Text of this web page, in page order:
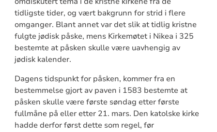
tidligste tider, og vært bakgrunn for strid i flere
omganger. Blant annet var det slik at tidlig kristne
fulgte jødisk påske, mens Kirkemøtet i Nikea i 325
bestemte at påsken skulle være uavhengig av
jødisk kalender.
Dagens tidspunkt for påsken, kommer fra en
bestemmelse gjort av paven i 1583 bestemte at
påsken skulle være første søndag etter første
fullmåne på eller etter 21. mars. Den katolske kirke
hadde derfor først dette som regel, før